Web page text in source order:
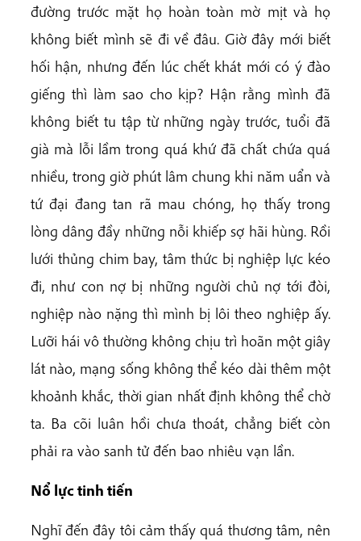
đường trước mặt họ hoàn toàn mờ mịt và họ
không biết mình sẽ đi về đâu. Giờ đây mới biết
hối hận, nhưng đến lúc chết khát mới có ý đào
giếng thì làm sao cho kịp? Hận rằng mình đã
không biết tu tập từ những ngày trước, tuổi đã
già mà lỗi lầm trong quá khứ đã chất chứa quá
nhiều, trong giờ phút lâm chung khi năm uẩn và
tứ đại đang tan rã mau chóng, họ thấy trong
lòng dâng đầy những nỗi khiếp sợ hãi hùng. Rồi
lưới thủng chim bay, tâm thức bị nghiệp lực kéo
đi, như con nợ bị những người chủ nợ tới đòi,
nghiệp nào nặng thì mình bị lôi theo nghiệp ấy.
Lưỡi hái vô thường không chịu trì hoãn một giây
lát nào, mạng sống không thể kéo dài thêm một
khoảnh khắc, thời gian nhất định không thể chờ
ta. Ba cõi luân hồi chưa thoát, chẳng biết còn
phải ra vào sanh tử đến bao nhiêu vạn lần.
Nổ lực tinh tiến
Nghĩ đến đây tôi cảm thấy quá thương tâm, nên